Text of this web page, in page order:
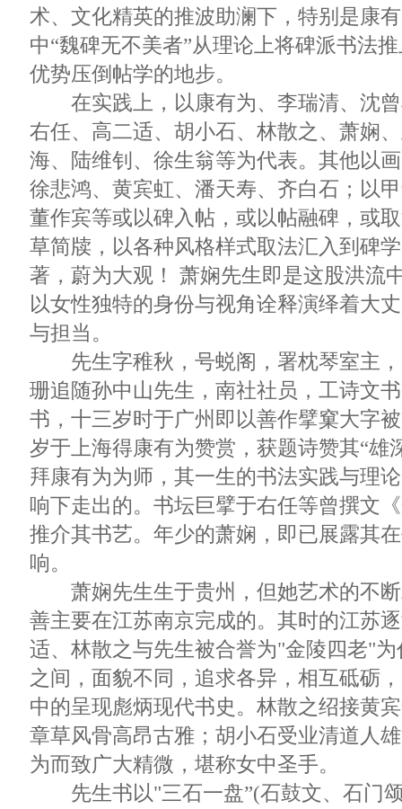
术、文化精英的推波助澜下，特别是康
中“魏碑无不美者”从理论上将碑派书法
优势压倒帖学的地步。
在实践上，以康有为、李瑞清、沈曾
右任、高二适、胡小石、林散之、萧娴
海、陆维钊、徐生翁等为代表。其他以
徐悲鸿、黄宾虹、潘天寿、齐白石；以
董作宾等或以碑入帖，或以帖融碑，或
草简牍，以各种风格样式取法汇入到碑
著，蔚为大观！ 萧娴先生即是这股洪流
以女性独特的身份与视角诠释演绎着大
与担当。
先生字稚秋，号蜕阁，署枕琴室主，
珊追随孙中山先生，南社社员，工诗文
书，十三岁时于广州即以善作擘窠大字
岁于上海得康有为赞赏，获题诗赞其“雄
拜康有为为师，其一生的书法实践与理
响下走出的。书坛巨擘于右任等曾撰文
推介其书艺。年少的萧娴，即已展露其
响。
萧娴先生生于贵州，但她艺术的不断
善主要在江苏南京完成的。其时的江苏
适、林散之与先生被合誉为"金陵四老"
之间，面貌不同，追求各异，相互砥砺
中的呈现彪炳现代书史。林散之绍接黄
章草风骨高昂古雅；胡小石受业清道人
为而致广大精微，堪称女中圣手。
先生书以"三石一盘”(石鼓文、石门